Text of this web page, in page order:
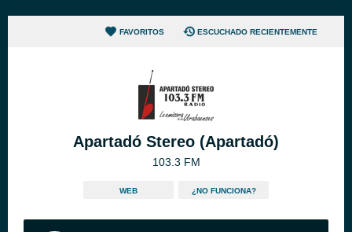
FAVORITOS ESCUCHADO RECIENTEMENTE
Apartadó Stereo (Apartadó)
103.3 FM
WEB ¿NO FUNCIONA?